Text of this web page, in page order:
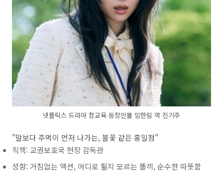
넷플릭스 드라마 참교육 등장인물 임한림 역 진기주
"말보다 주먹이 먼저 나가는, 불꽃 같은 홍일점"
직책: 교권보호국 현장 감독관
성향: 거침없는 액션, 어디로 튈지 모르는 똘끼, 순수한 따뜻함